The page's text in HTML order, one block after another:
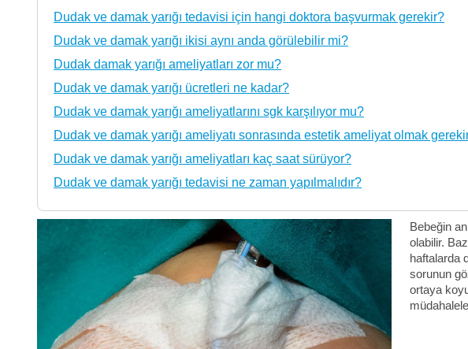
Dudak ve damak yarığı tedavisi için hangi doktora başvurmak gerekir?
Dudak ve damak yarığı ikisi aynı anda görülebilir mi?
Dudak damak yarığı ameliyatları zor mu?
Dudak ve damak yarığı ücretleri ne kadar?
Dudak ve damak yarığı ameliyatlarını sgk karşılıyor mu?
Dudak ve damak yarığı ameliyatı sonrasında estetik ameliyat olmak
Dudak ve damak yarığı ameliyatları kaç saat sürüyor?
Dudak ve damak yarığı tedavisi ne zaman yapılmalıdır?
Bebeğin
olabilir.
haftalarda
sorunun
ortaya